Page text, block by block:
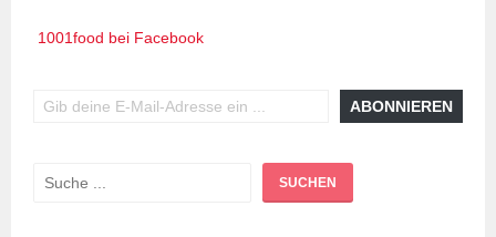
1001food bei Facebook
ABONNIEREN
Suchen SUCHEN